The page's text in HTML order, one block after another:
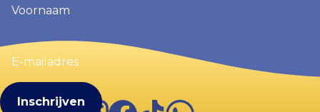
(Vereist)
E-
mailadres
InstagramFacebook
TikTokWhatsApp